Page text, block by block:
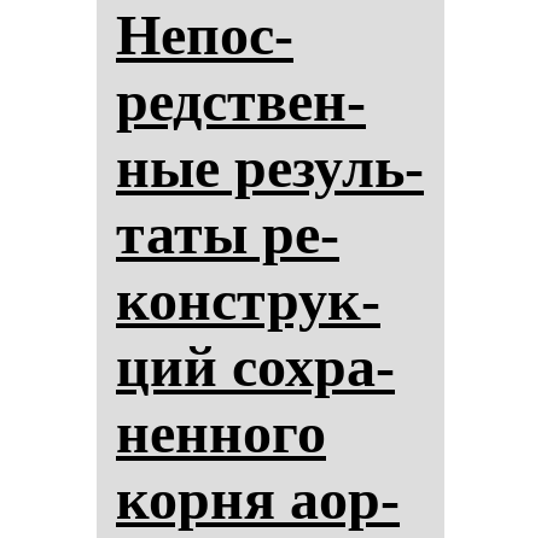
Не­пос­
редствен­
ные ре­зуль­
та­ты ре­
конструк­
ций сох­ра­
нен­но­го
кор­ня аор­